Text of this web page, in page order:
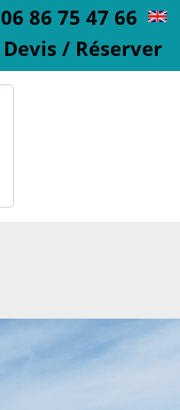
06 86 75 47 66
Devis / Réserver